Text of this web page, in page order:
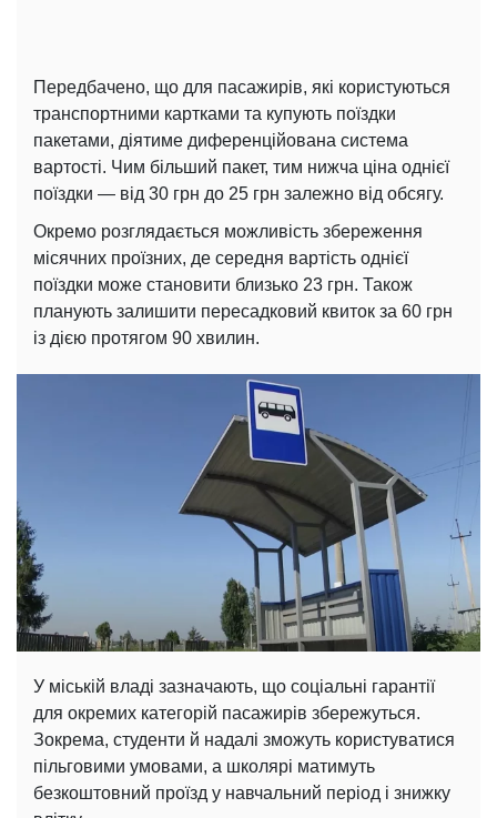
Передбачено, що для пасажирів, які користуються
транспортними картками та купують поїздки
пакетами, діятиме диференційована система
вартості. Чим більший пакет, тим нижча ціна однієї
поїздки — від 30 грн до 25 грн залежно від обсягу.
Окремо розглядається можливість збереження
місячних проїзних, де середня вартість однієї
поїздки може становити близько 23 грн. Також
планують залишити пересадковий квиток за 60 грн
із дією протягом 90 хвилин.
У міській владі зазначають, що соціальні гарантії
для окремих категорій пасажирів збережуться.
Зокрема, студенти й надалі зможуть користуватися
пільговими умовами, а школярі матимуть
безкоштовний проїзд у навчальний період і знижку